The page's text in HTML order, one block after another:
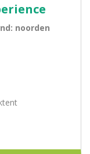
noorden